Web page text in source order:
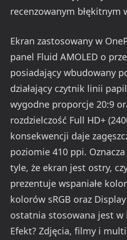
recenzowanym błękitnym
Ekran zastosowany w
panel Fluid AMOLED o
posiadający wbudowany
działający czytnik linii
wygodne proporcje 20:9
rozdzielczość Full HD+
konsekwencji daje
poziomie 410 ppi.
tyle, że ekran jest ostry,
prezentuje wspaniałe
kolorów sRGB oraz
ostatnia stosowana jest
Efekt? Zdjęcia, filmy i